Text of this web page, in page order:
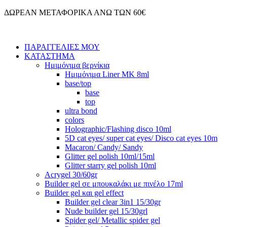
Μετάβαση
ΔΩΡΕΑΝ ΜΕΤΑΦΟΡΙΚΑ ΑΝΩ ΤΩΝ 60€
ΠΑΡΑΓΓΕΛΙΕΣ ΜΟΥ
ΚΑΤΑΣΤΗΜΑ
Ημιμόνιμα βερνίκια
Ημιμόνιμα Liner ΜΚ 8ml
base/top
base
top
ultra bond
colors
Holographic/Flashing disco 10ml
5D cat eyes/ super cat eyes/ Disco cat eyes 10m
Macaron/ Candy/ Sandy
Glitter gel polish 10ml/15ml
Glitter starry gel polish 10ml
Acrygel 30/60gr
Builder gel σε μπουκαλάκι με πινέλο 17ml
Builder gel και gel effect
Builder gel clear 3in1 15/30gr
Nude builder gel 15/30grl
Spider gel/ Metallic spider gel